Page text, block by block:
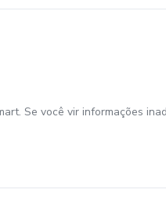
Se você vir informações